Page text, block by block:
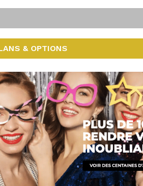
& OPTIONS